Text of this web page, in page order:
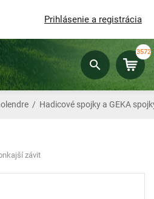
Prihlásenie a registrácia
3572
/ Hadicové spojky a GEKA
závit